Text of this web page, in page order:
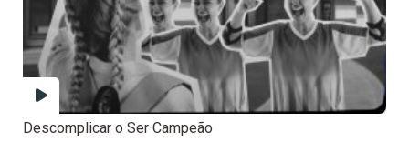
Descomplicar o Ser Campeão